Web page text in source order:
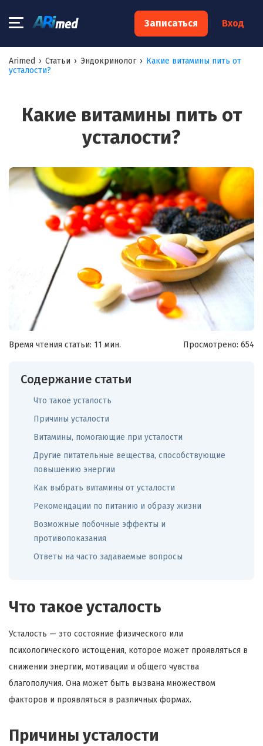
Записаться Вход
Arimed › Статьи › Эндокринолог › Какие витамины пить от
усталости?
Какие витамины пить от
усталости?
Время чтения статьи: 11 мин. Просмотрено: 654
Содержание статьи
Что такое усталость
Причины усталости
Витамины, помогающие при усталости
Другие питательные вещества, способствующие
повышению энергии
Как выбрать витамины от усталости
Рекомендации по питанию и образу жизни
Возможные побочные эффекты и
противопоказания
Ответы на часто задаваемые вопросы
Что такое усталость
Усталость — это состояние физического или
психологического истощения, которое может проявляться в
снижении энергии, мотивации и общего чувства
благополучия. Она может быть вызвана множеством
факторов и проявляться в различных формах.
Причины усталости
×
Запишитесь на консультацию к
Ваш e-mail:*
Я согласен на обработку моих персональных данных